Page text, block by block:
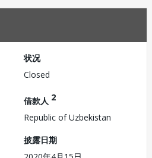
状况
Closed
借款人 2
Republic of Uzbekistan
披露日期